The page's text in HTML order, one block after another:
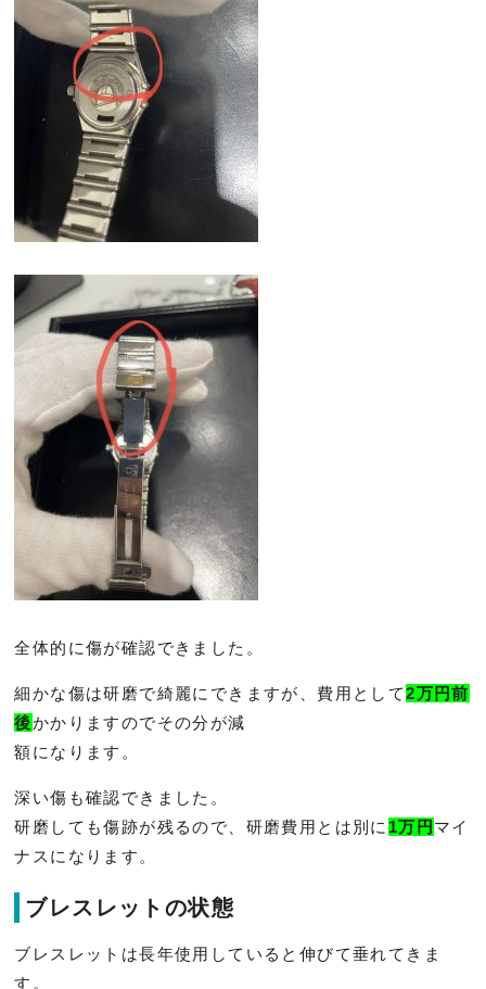
全体的に傷が確認できました。
細かな傷は研磨で綺麗にできますが、 費用として2万円前
後かかりますのでその分が減
額になります。
深い傷も確認できました。
研磨しても傷跡が残るので、 研磨費用とは別に 1万円 マイ
ナスになります。
ブレスレットの状態
ブレスレットは長年使用していると伸びて垂れてきま
す。